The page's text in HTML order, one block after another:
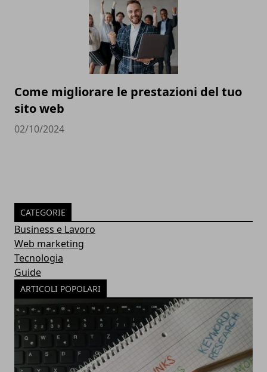
Come migliorare le prestazioni del tuo
sito web
02/10/2024
CATEGORIE
Business e Lavoro
Web marketing
Tecnologia
Guide
ARTICOLI POPOLARI